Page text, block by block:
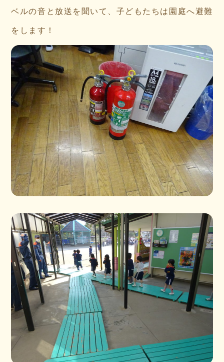
ベルの音と放送を聞いて、子どもたちは園庭へ避難
をします！